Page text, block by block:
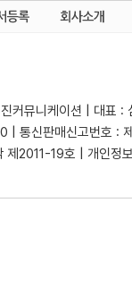
커뮤니케이션 | 대표 :
| 통신판매신고번호 :
제2011-19호 | 개인정